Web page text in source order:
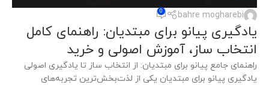
bahre mogharebi
0
یادگیری پیانو برای مبتدیان: راهنمای کامل
انتخاب ساز، آموزش اصولی و خرید
راهنمای جامع پیانو برای مبتدیان: از انتخاب ساز تا یادگیری اصولی
یادگیری پیانو برای مبتدیان یکی از لذت‌بخش‌ترین تجربه‌های